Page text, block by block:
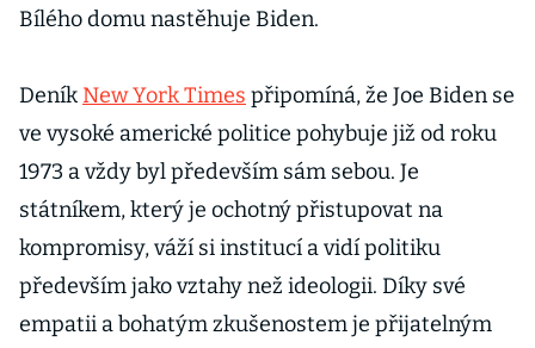
Bílého domu nastěhuje Biden.
Deník New York Times připomíná, že Joe Biden se
ve vysoké americké politice pohybuje již od roku
1973 a vždy byl především sám sebou. Je
státníkem, který je ochotný přistupovat na
kompromisy, váží si institucí a vidí politiku
především jako vztahy než ideologii. Díky své
empatii a bohatým zkušenostem je přijatelným